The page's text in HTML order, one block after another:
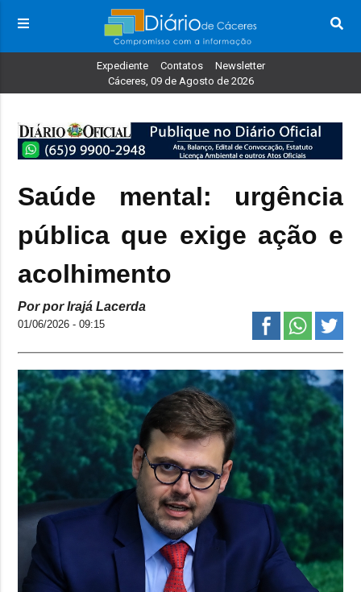
Expediente Contatos
Newsletter
Cáceres, 09 de Agosto de 2026
Saúde mental: urgência
pública que exige ação e
acolhimento
Por por Irajá Lacerda
01/06/2026 - 09:15